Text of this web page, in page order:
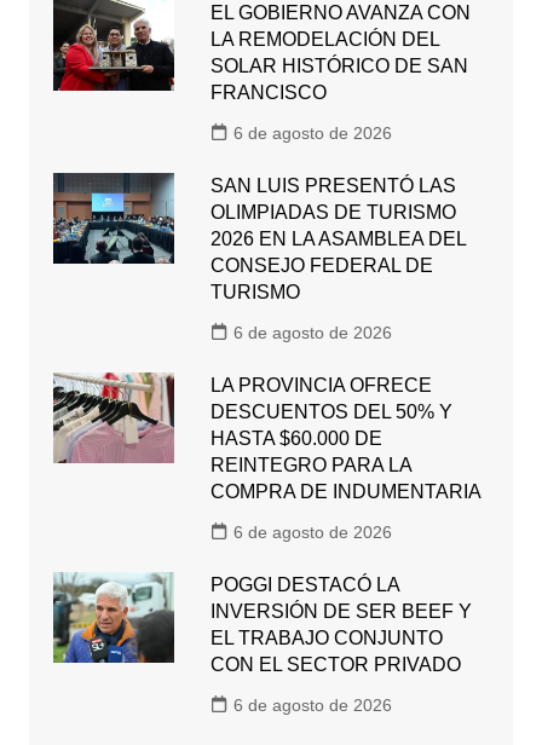
EL GOBIERNO AVANZA CON
LA REMODELACIÓN DEL
SOLAR HISTÓRICO DE SAN
FRANCISCO
6 de agosto de 2026
SAN LUIS PRESENTÓ LAS
OLIMPIADAS DE TURISMO
2026 EN LA ASAMBLEA DEL
CONSEJO FEDERAL DE
TURISMO
6 de agosto de 2026
LA PROVINCIA OFRECE
DESCUENTOS DEL 50% Y
HASTA $60.000 DE
REINTEGRO PARA LA
COMPRA DE INDUMENTARIA
6 de agosto de 2026
POGGI DESTACÓ LA
INVERSIÓN DE SER BEEF Y
EL TRABAJO CONJUNTO
CON EL SECTOR PRIVADO
6 de agosto de 2026